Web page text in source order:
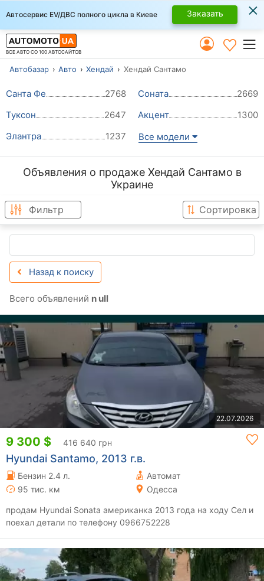
Автосервис EV/ДВС полного цикла в Киеве Заказать ×
ВСЕ АВТО СО 100 АВТОСАЙТОВ
Автобазар Авто Хендай Хендай Сантамо
Санта Фе 2768 Соната
2669
Туксон
2647 Акцент
1300
Элантра
1237 Все модели
Объявления о продаже Хендай Сантамо в
Украине
Фильтр Сортировка
Назад к поиску
Всего объявлений n ull
22.07.2026
9 300 $ 416 640 грн
Hyundai Santamo, 2013 г.в.
Бензин 2.4 л.
Автомат
95 тис. км
Одесса
продам Hyundai Sonata американка 2013 года на ходу Сел и
поехал детали по телефону 0966752228